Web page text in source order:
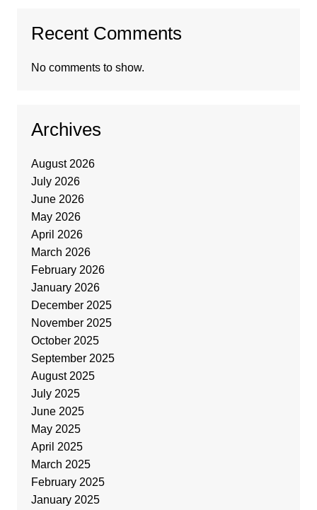
Recent Comments
No comments to show.
Archives
August 2026
July 2026
June 2026
May 2026
April 2026
March 2026
February 2026
January 2026
December 2025
November 2025
October 2025
September 2025
August 2025
July 2025
June 2025
May 2025
April 2025
March 2025
February 2025
January 2025